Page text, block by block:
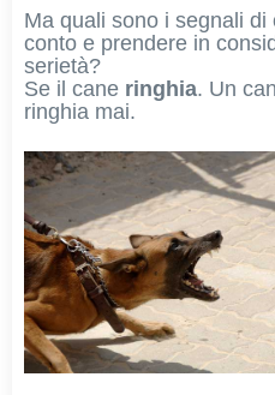
Ma quali sono i segnali
conto e prendere in
serietà?
Se il cane ringhia. Un
ringhia mai.